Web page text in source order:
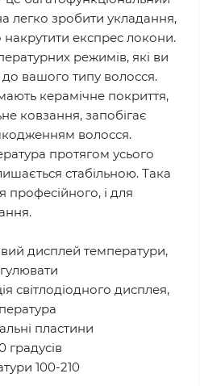
легко зробити укладання,
накрутити експрес локони.
режимів, які ви
до вашого типу волосся.
керамічне покриття,
ковзання, запобігає
волосся.
протягом усього
стабільною. Така
професійного, і для
дисплей температури,
світлодіодного дисплея,
пластини
100-210